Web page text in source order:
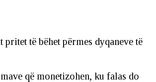
të bëhet përmes dyqaneve të
që monetizohen, ku falas do